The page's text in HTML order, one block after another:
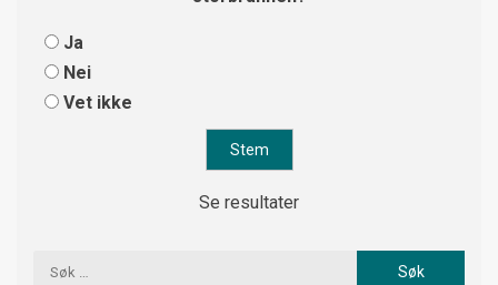
Ja
Nei
Vet ikke
Se resultater